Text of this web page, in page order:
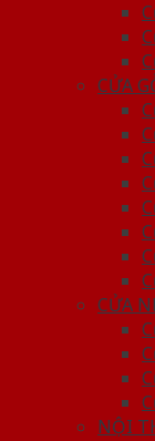
CỬA
CỬA
NỘI